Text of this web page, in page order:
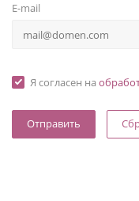
E-mail
Я согласен на